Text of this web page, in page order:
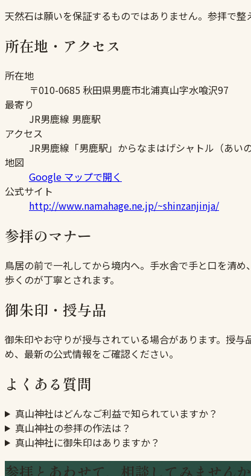
天然石は願いを保証するものではありません。参拝で整
所在地・アクセス
所在地
〒010-0685 秋田県男鹿市北浦真山字水喰沢97
最寄り
JR男鹿線 男鹿駅
アクセス
JR男鹿線「男鹿駅」からなまはげシャトル（あい
地図
Google マップで開く
公式サイト
http://www.namahage.ne.jp/~shinzanjinja/
参拝のマナー
鳥居の前で一礼してから境内へ。手水舎で手と口を清
歩くのが丁寧とされます。
御朱印・授与品
御朱印やお守りが授与されている場合があります。授
め、最新の公式情報をご確認ください。
よくある質問
真山神社はどんなご利益で知られていますか？
真山神社の参拝の作法は？
真山神社に御朱印はありますか？
参拝とあわせて、相談してみませんか